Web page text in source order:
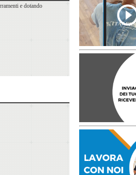
e dotando